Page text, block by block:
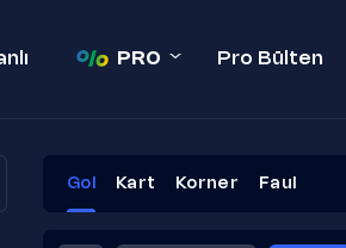
PRO Pro Bülten
Gol Kart Korner Faul